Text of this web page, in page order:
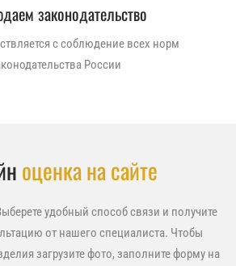
законодательство
с соблюдение всех норм
России
оценка на сайте
удобный способ связи и получите
от нашего специалиста. Чтобы
загрузите фото, заполните форму на